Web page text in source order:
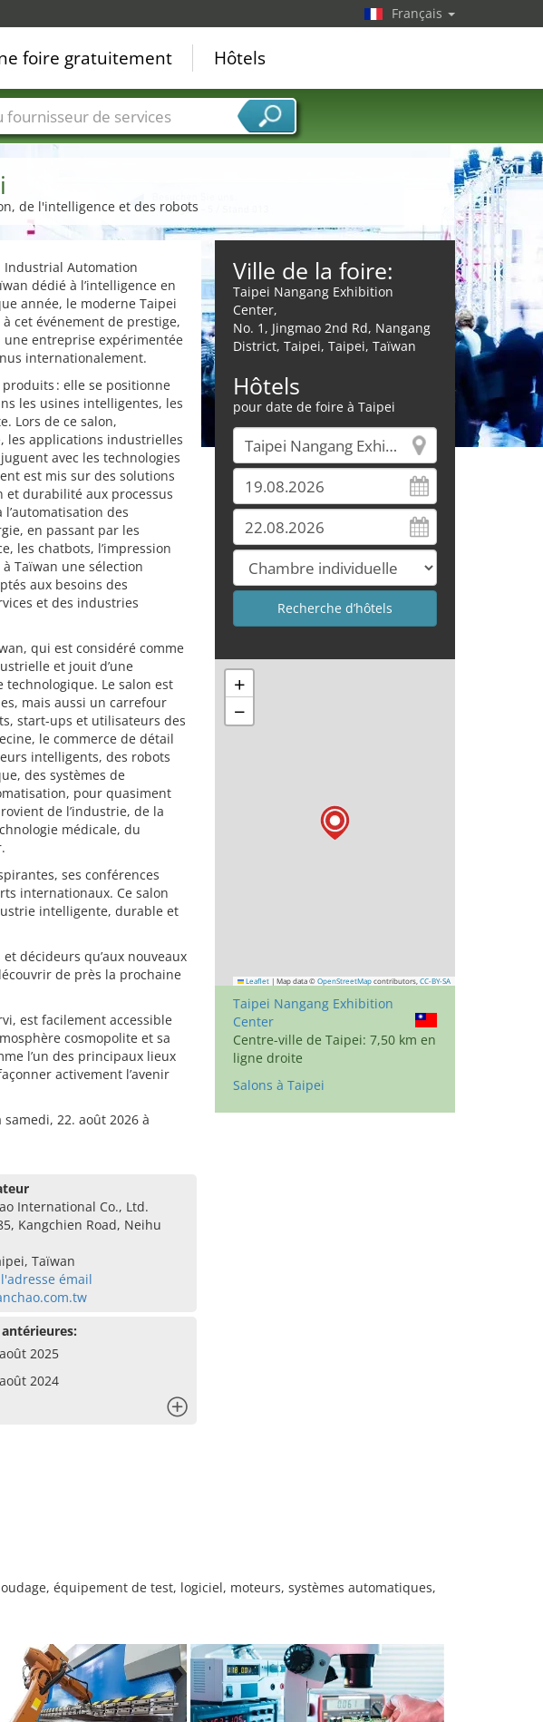
de l'intelligence et des robots
Automation
dédié à l’intelligence en
année, le moderne Taipei
cet événement de prestige,
une entreprise expérimentée
internationalement.
: elle se positionne
les usines intelligentes, les
Lors de ce salon,
les applications industrielles
avec les technologies
est mis sur des solutions
et durabilité aux processus
l’automatisation des
en passant par les
les chatbots, l’impression
Taïwan une sélection
aux besoins des
et des industries
qui est considéré comme
et jouit d’une
Le salon est
mais aussi un carrefour
start-ups et utilisateurs des
le commerce de détail
intelligents, des robots
des systèmes de
pour quasiment
de l’industrie, de la
médicale, du
ses conférences
internationaux. Ce salon
intelligente, durable et
décideurs qu’aux nouveaux
de près la prochaine
est facilement accessible
cosmopolite et sa
l’un des principaux lieux
activement l’avenir
22. août 2026 à
International Co., Ltd.
Kangchien Road, Neihu
Taïwan
émail
2025
2024
Ville de la foire:
Taipei Nangang Exhibition
Center,
No. 1, Jingmao 2nd Rd, Nangang
District, Taipei, Taipei, Taïwan
Hôtels
pour date de foire à Taipei
+
−
Leaflet | Map data © OpenStreetMap contributors, CC-BY-SA
Taipei Nangang Exhibition
Center
Centre-ville de Taipei: 7,50 km en
ligne droite
Salons à Taipei
équipement de test, logiciel, moteurs, systèmes automatiques,
Français
foire gratuitement Hôtels
fournisseur de services